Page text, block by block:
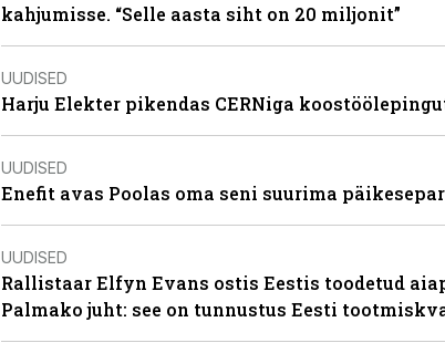
kahjumisse. “Selle aasta siht on 20 miljonit”
UUDISED
Harju Elekter pikendas CERNiga
UUDISED
Enefit avas Poolas oma seni suurima
UUDISED
Rallistaar Elfyn Evans ostis Eestis toodetud
Palmako juht: see on tunnustus Eesti